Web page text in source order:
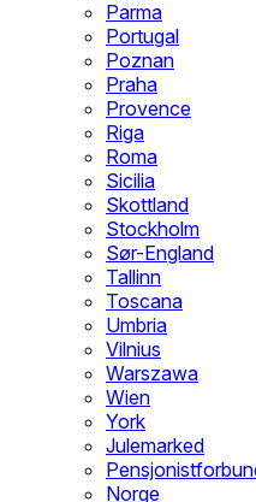
Parma
Portugal
Poznan
Praha
Provence
Riga
Roma
Sicilia
Skottland
Stockholm
Sør-England
Tallinn
Toscana
Umbria
Vilnius
Warszawa
Wien
York
Julemarked
Norge